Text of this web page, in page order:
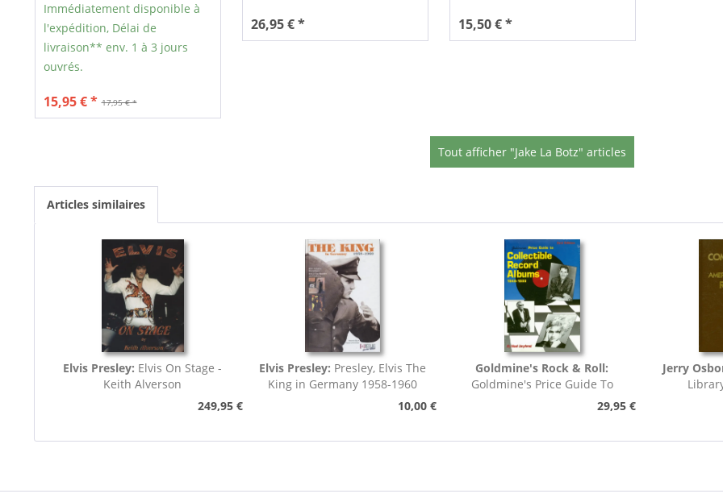
Immédiatement disponible à
l'expédition, Délai de
livraison** env. 1 à 3 jours
ouvrés.
17,95 € *
15,95 € *
26,95 € * 15,50 € *
Tout afficher "Jake La Botz" articles
Articles similaires
Elvis Presley: Elvis On Stage -
Keith Alverson
249,95 €
Elvis Presley: Presley, Elvis The
King in Germany 1958-1960
10,00 €
Goldmine's Rock & Roll:
Goldmine's Price Guide To
Collectable Record...29,95 €
Jerry